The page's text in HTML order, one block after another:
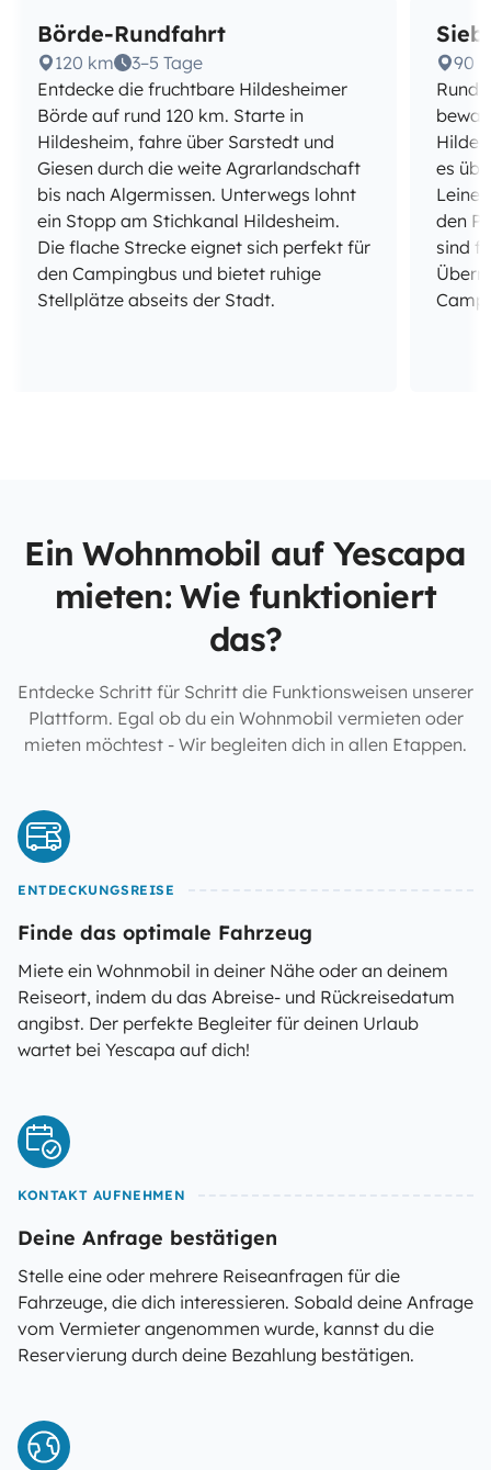
Börde-Rundfahrt
120 km
3–5 Tage
Entdecke die fruchtbare Hildesheimer
Börde auf rund 120 km. Starte in
Hildesheim, fahre über Sarstedt und
Giesen durch die weite Agrarlandschaft
bis nach Algermissen. Unterwegs lohnt
ein Stopp am Stichkanal Hildesheim.
Die flache Strecke eignet sich perfekt für
den Campingbus und bietet ruhige
Stellplätze abseits der Stadt.
90
Rund
es
den
sind
Ein Wohnmobil auf Yescapa
mieten: Wie funktioniert
das?
Entdecke Schritt für Schritt die Funktionsweisen unserer
Plattform. Egal ob du ein Wohnmobil vermieten oder
mieten möchtest - Wir begleiten dich in allen Etappen.
ENTDECKUNGSREISE
Finde das optimale Fahrzeug
Miete ein Wohnmobil in deiner Nähe oder an deinem
Reiseort, indem du das Abreise- und Rückreisedatum
angibst. Der perfekte Begleiter für deinen Urlaub
wartet bei Yescapa auf dich!
KONTAKT AUFNEHMEN
Deine Anfrage bestätigen
Stelle eine oder mehrere Reiseanfragen für die
Fahrzeuge, die dich interessieren. Sobald deine Anfrage
vom Vermieter angenommen wurde, kannst du die
Reservierung durch deine Bezahlung bestätigen.